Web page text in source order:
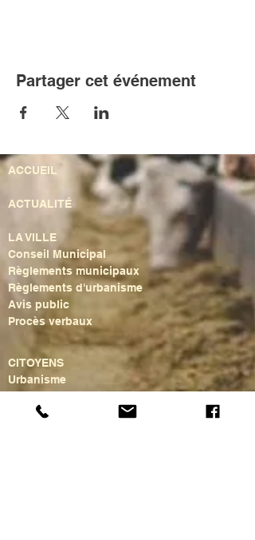
Partager cet événement
ACCUEIL
ACTUALITÉ
LA VILLE
Conseil Municipal
Règlements municipaux
Règlements d'urbanisme
Avis public
Procès verbaux
CITOYENS
Urbanisme
Gestion des matières résiduelles